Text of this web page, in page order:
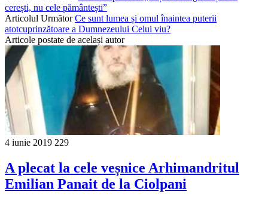
cerești, nu cele pământești”
Articolul UrmătorCe sunt lumea și omul înaintea puterii
atotcuprinzătoare a Dumnezeului Celui viu?
Articole postate de același autor
4 iunie 2019 229
A plecat la cele veșnice Arhimandritul
Emilian Panait de la Ciolpani